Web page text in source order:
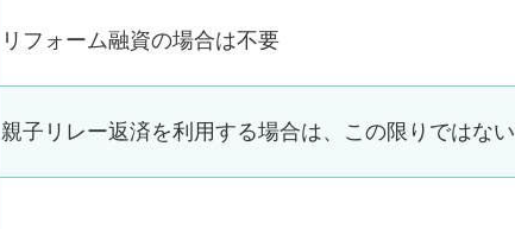
リフォーム融資の場合は不要
親子リレー返済を利用する場合は、この限りではない